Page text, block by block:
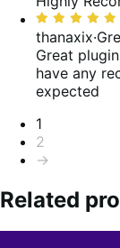
Valutato
5
su
5
thanaxix·
Great
have any
expected
Paginazione
1
2
→
Related